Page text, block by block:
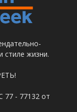
стиле жизни.
- 77132 от